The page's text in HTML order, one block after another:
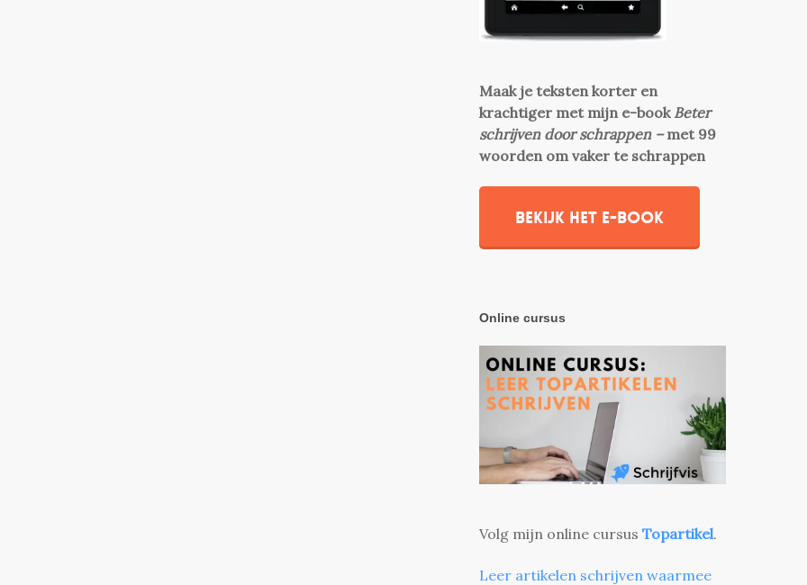
Maak je teksten korter en
krachtiger met mijn e-book Beter
schrijven door schrappen –met 99
woorden om vaker te schrappen
Bekijk het e-book
Online cursus
Volg mijn online cursusTopartikel.
Leer artikelen schrijven waarmee